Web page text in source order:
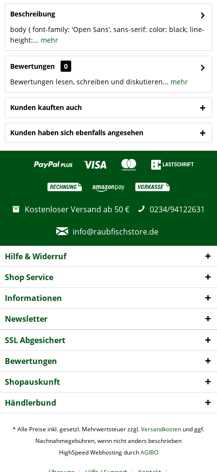
Beschreibung
body { font-family: 'Open Sans', sans-serif; color: black; line-
height:... mehr
Bewertungen
0
Bewertungen lesen, schreiben und diskutieren... mehr
Kunden kauften auch
Kunden haben sich ebenfalls angesehen
Kostenloser Versand ab 50 € 0234/94122631
info@raubfischstore.de
Hilfe & Widerruf
Shop Service
Informationen
Newsletter
SSL Abgesichert
Bewertungen
Shopauskunft
Händlerbund
* Alle Preise inkl. gesetzl. Mehrwertsteuer zzgl.Versandkosten und ggf.
Nachnahmegebühren, wenn nicht anders beschrieben
HighSpeed Webhosting durchAGIBO